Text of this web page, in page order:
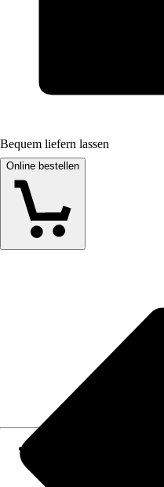
Bequem liefern lassen
Online bestellen